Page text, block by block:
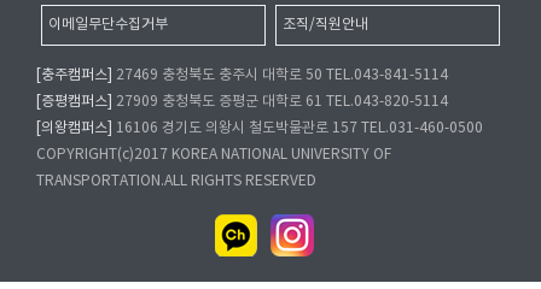
이메일무단수집거부 조직/직원안내
[충주캠퍼스]
27469 충청북도 충주시 대학로 50 TEL.043-841-5114
[증평캠퍼스]
27909 충청북도 증평군 대학로 61 TEL.043-820-5114
[의왕캠퍼스]
16106 경기도 의왕시 철도박물관로 157 TEL.031-460-0500
COPYRIGHT(c)2017 KOREA NATIONAL UNIVERSITY OF
TRANSPORTATION.ALL RIGHTS RESERVED